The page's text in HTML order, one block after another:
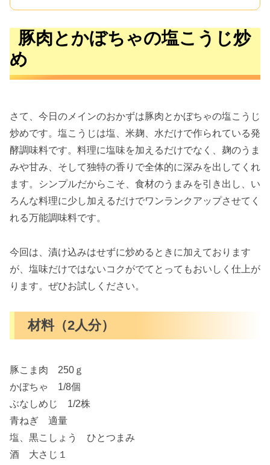
豚肉とかぼちゃの塩こうじ炒
め
さて、今日のメインのおかずは豚肉とかぼちゃの塩こうじ
炒めです。塩こうじは塩、米麹、水だけで作られている発
酵調味料です。料理に塩味を加えるだけでなく、麹のうま
みや甘み、そして独特の香りで全体的に深みを出してくれ
ます。シンプルだからこそ、食材のうまみを引き出し、い
ろんな料理に少し加えるだけでワンランクアップさせてく
れる万能調味料です。
今回は、漬け込みはせずに炒めるときに加えております
が、塩味だけではないコクがでてとってもおいしく仕上が
ります。ぜひお試しください。
材料（2人分）
豚こま肉 250ｇ
かぼちゃ 1/8個
ぶなしめじ 1/2株
青ねぎ 適量
塩、黒こしょう ひとつまみ
酒 大さじ１